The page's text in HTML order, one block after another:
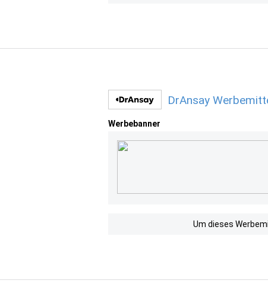
DrAnsay
Werbebanner
Um dieses